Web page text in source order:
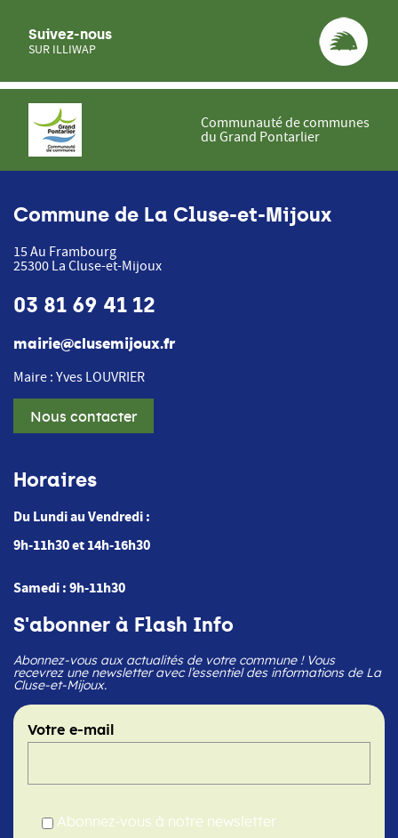
Suivez-nous
SUR ILLIWAP
Communauté de communes
du Grand Pontarlier
Commune de La Cluse-et-Mijoux
15 Au Frambourg
25300 La Cluse-et-Mijoux
03 81 69 41 12
mairie@clusemijoux.fr
Maire : Yves LOUVRIER
Nous contacter
Horaires
Du Lundi au Vendredi :
9h-11h30 et 14h-16h30
Samedi : 9h-11h30
S'abonner à Flash Info
Abonnez-vous aux actualités de votre commune ! Vous
recevrez une newsletter avec l’essentiel des informations de La
Cluse-et-Mijoux.
Votre e-mail
Abonnez-vous à notre newsletter